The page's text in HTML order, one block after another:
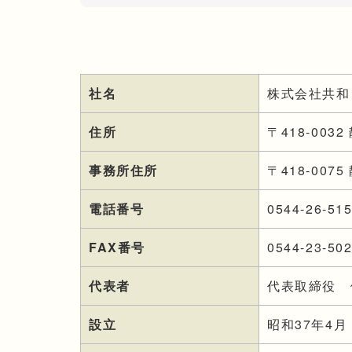
社名 株式会社共和
住所 〒418-0032
事務所住所 〒418-0075
電話番号 0544-26-
FAX番号 0544-23-
代表者 代表取締役
設立 昭和37年4月